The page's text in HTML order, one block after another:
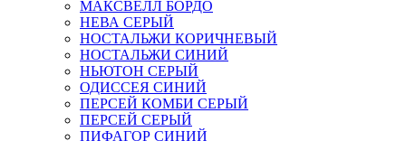
МАКСВЕЛЛ БОРДО
НЕВА СЕРЫЙ
НОСТАЛЬЖИ КОРИЧНЕВЫЙ
НОСТАЛЬЖИ СИНИЙ
НЬЮТОН СЕРЫЙ
ОДИССЕЯ СИНИЙ
ПЕРСЕЙ КОМБИ СЕРЫЙ
ПЕРСЕЙ СЕРЫЙ
ПИФАГОР СИНИЙ